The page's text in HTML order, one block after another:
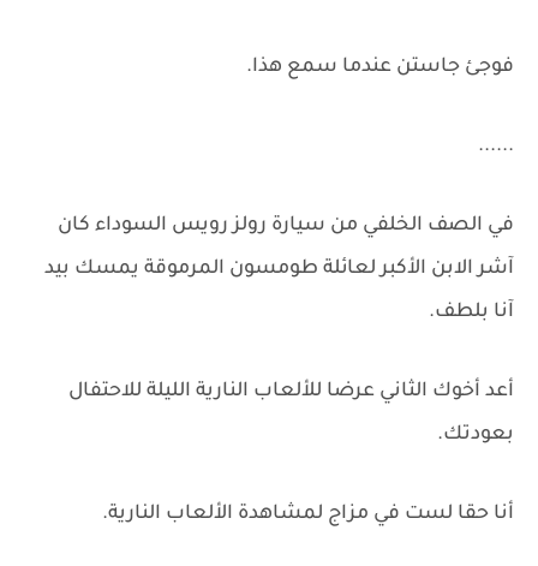
فوجئ جاستن عندما سمع هذا.
......
في الصف الخلفي من سيارة رولز رويس السوداء كان
آشر الابن الأكبر لعائلة طومسون المرموقة يمسك بيد
آنا بلطف.
أعد أخوك الثاني عرضا للألعاب النارية الليلة للاحتفال
بعودتك.
أنا حقا لست في مزاج لمشاهدة الألعاب النارية.